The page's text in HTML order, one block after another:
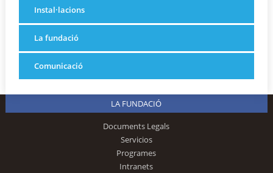
Instal·lacions
La fundació
Comunicació
LA FUNDACIÓ
Documents Legals
Servicios
Programes
Intranets